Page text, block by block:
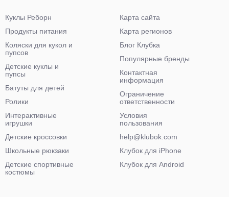
Куклы Реборн
Продукты питания
Коляски для кукол и
пупсов
Детские куклы и
пупсы
Батуты для детей
Ролики
Интерактивные
игрушки
Детские кроссовки
Школьные рюкзаки
Детские спортивные
костюмы
Карта сайта
Карта регионов
Блог Клубка
Популярные бренды
Контактная
информация
Ограничение
ответственности
Условия
пользования
help@klubok.com
Клубок для iPhone
Клубок для Android